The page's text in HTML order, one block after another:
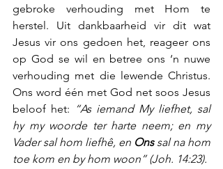
gebroke verhouding met Hom te
herstel. Uit dankbaarheid vir dit wat
Jesus vir ons gedoen het, reageer ons
op God se wil en betree ons ‘n nuwe
verhouding met die lewende Christus.
Ons word één met God net soos Jesus
beloof het: “As iemand My liefhet, sal
hy my woorde ter harte neem; en my
Vader sal hom liefhê, en Ons sal na hom
toe kom en by hom woon” (Joh. 14:23).